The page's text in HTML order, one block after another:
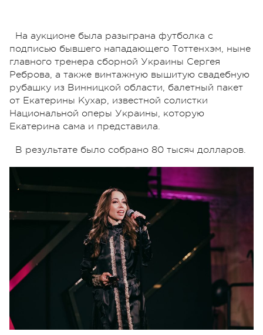
На аукционе была разыграна футболка с
подписью бывшего нападающего Тоттенхэм, ныне
главного тренера сборной Украины Сергея
Реброва, а также винтажную вышитую свадебную
рубашку из Винницкой области, балетный пакет
от Екатерины Кухар, известной солистки
Национальной оперы Украины, которую
Екатерина сама и представила.
В результате было собрано 80 тысяч долларов.